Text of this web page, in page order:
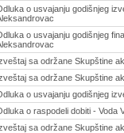
o usvajanju godišnjeg
o usvajanju godišnjeg
sa održane Skupštine
sa održane Skupštine
o usvajanju godišnjeg
o raspodeli dobiti - Voda
sa održane Skupštine